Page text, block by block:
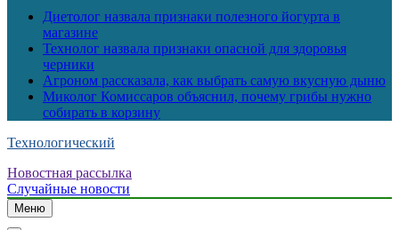
Диетолог назвала признаки полезного йогурта в
магазине
Технолог назвала признаки опасной для здоровья
черники
Агроном рассказала, как выбрать самую вкусную дыню
Миколог Комиссаров объяснил, почему грибы нужно
собирать в корзину
Технологический
Новостная рассылка
Случайные новости
Меню